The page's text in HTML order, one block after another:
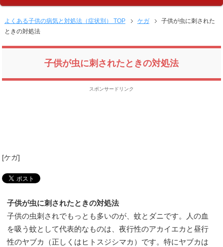
よくある子供の病気と対処法（症状別） TOP ケガ
子供が虫に刺された
ときの対処法
子供が虫に刺されたときの対処法
スポンサードリンク
[ケガ]
子供が虫に刺されたときの対処法
子供の虫刺されでもっとも多いのが、蚊とダニです。人の血
を吸う蚊として代表的なものは、夜行性のアカイエカと昼行
性のヤブカ（正しくはヒトスジシマカ）です。特にヤブカは